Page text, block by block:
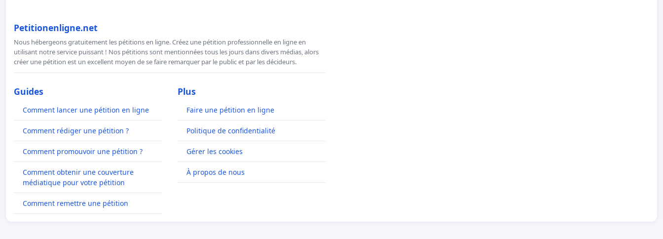
Petitionenligne.net
Nous hébergeons gratuitement les pétitions en ligne. Créez une pétition professionnelle en ligne en
utilisant notre service puissant ! Nos pétitions sont mentionnées tous les jours dans divers médias, alors
créer une pétition est un excellent moyen de se faire remarquer par le public et par les décideurs.
Guides
Comment lancer une pétition en ligne
Comment rédiger une pétition ?
Comment promouvoir une pétition ?
Comment obtenir une couverture
médiatique pour votre pétition
Comment remettre une pétition
Plus
Faire une pétition en ligne
Politique de confidentialité
Gérer les cookies
À propos de nous